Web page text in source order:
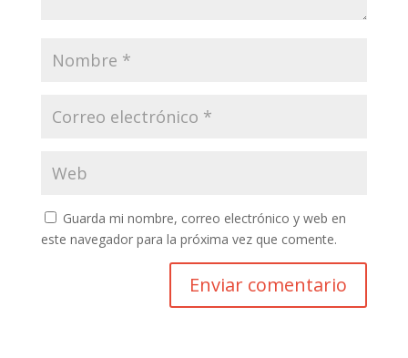
Guarda mi nombre, correo electrónico y web en
este navegador para la próxima vez que comente.